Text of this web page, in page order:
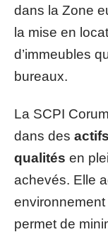
dans la Zone
la mise en
d’immeubles
bureaux.
La SCPI
dans des
qualités en
achevés. Elle
environnement
permet de